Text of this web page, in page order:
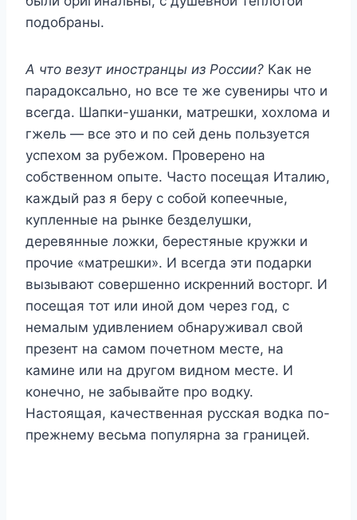
подобраны.
А что везут иностранцы из России? Как не
парадоксально, но все те же сувениры что и
всегда. Шапки-ушанки, матрешки, хохлома и
гжель — все это и по сей день пользуется
успехом за рубежом. Проверено на
собственном опыте. Часто посещая Италию,
каждый раз я беру с собой копеечные,
купленные на рынке безделушки,
деревянные ложки, берестяные кружки и
прочие «матрешки». И всегда эти подарки
вызывают совершенно искренний восторг. И
посещая тот или иной дом через год, с
немалым удивлением обнаруживал свой
презент на самом почетном месте, на
камине или на другом видном месте. И
конечно, не забывайте про водку.
Настоящая, качественная русская водка по-
прежнему весьма популярна за границей.